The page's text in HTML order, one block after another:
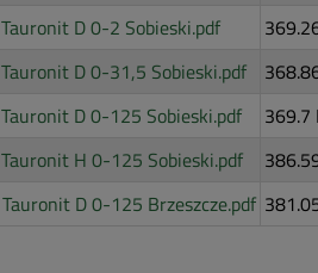
D 0-2 Sobieski.pdf
D 0-31,5 Sobieski.pdf
D 0-125 Sobieski.pdf
369.7
H 0-125 Sobieski.pdf
D 0-125 Brzeszcze.pdf